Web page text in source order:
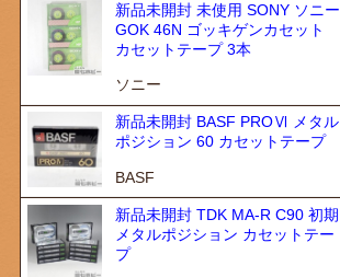
新品未開封 未使用 SONY ソニー
GOK 46N ゴッキゲンカセット
カセットテープ 3本
ソニー
新品未開封 BASF PROⅥ メタル
ポジション 60 カセットテープ
BASF
新品未開封 TDK MA-R C90 初期
メタルポジション カセットテー
プ